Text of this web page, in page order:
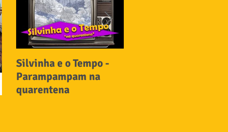
Silvinha e o Tempo -
Parampampam na
quarentena